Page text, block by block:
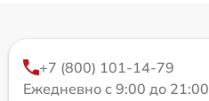
+7 (800) 101-14-79
Ежедневно с 9:00 до 21:00